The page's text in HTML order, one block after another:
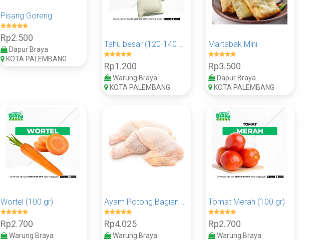
Pisang Goreng
Rp2.500
Dapur Braya
KOTA PALEMBANG
Rp1.200
Warung Braya
KOTA PALEMBANG
Martabak Mini
Rp3.500
Dapur Braya
KOTA PALEMBANG
Wortel (100 gr)
Rp2.700
Warung Braya
Rp4.025
Warung Braya
Tomat Merah (100 gr)
Rp2.700
Warung Braya